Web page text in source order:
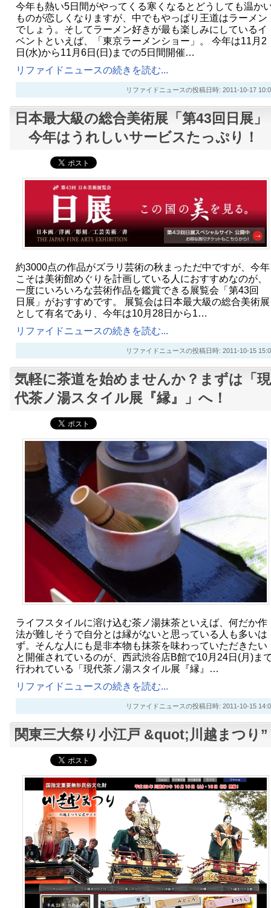
今年も熱い5日間がやってくる寒くなるとどうしても温か
ものが恋しくなりますが、中でもやっぱり王道はラーメン
でしょう。そしてラーメン好きが最も楽しみにしているイ
ベントといえば、「東京ラーメンショー」。 今年は11月2
日(水)から11月6日(日)までの5日間開催…
リファイドニュースの続きを読む...
リファイドニュースの投稿日時: 2011-10-17
日本最大級の総合美術展「第43回日展」
今年はうれしいサービスたっぷり！
約3000点の作品がズラリ芸術の秋まっただ中ですが、今年
こそは美術館めぐりを計画している人におすすめなのが、
一度にいろいろな芸術作品を鑑賞できる展覧会「第43回
日展」がおすすめです。 展覧会は日本最大級の総合美術展
として有名であり、今年は10月28日から1…
リファイドニュースの続きを読む...
リファイドニュースの投稿日時: 2011-10-15
気軽に茶道を始めませんか？まずは「現
代茶ノ湯スタイル展『縁』」へ！
ライフスタイルに溶け込む茶ノ湯抹茶といえば、何だか作
法が難しそうで自分とは縁がないと思っている人も多いは
ず。そんな人にも是非本物も抹茶を味わっていただきたい
と開催されているのが、西武渋谷店B館で10月24日(月)ま
行われている「現代茶ノ湯スタイル展『縁』…
リファイドニュースの続きを読む...
リファイドニュースの投稿日時: 2011-10-15
関東三大祭り小江戸 &quot;川越まつり”